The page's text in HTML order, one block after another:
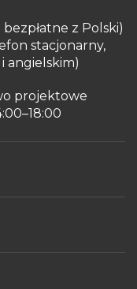
z Polski)
stacjonarny,
angielskim)
projektowe